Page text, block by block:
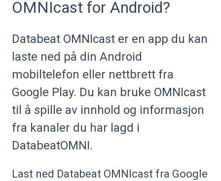
OMNIcast for Android?
Databeat OMNIcast er en app du kan
laste ned på din Android
mobiltelefon eller nettbrett fra
Google Play. Du kan bruke OMNIcast
til å spille av innhold og informasjon
fra kanaler du har lagd i
DatabeatOMNI.
Last ned Databeat OMNIcast fra Google